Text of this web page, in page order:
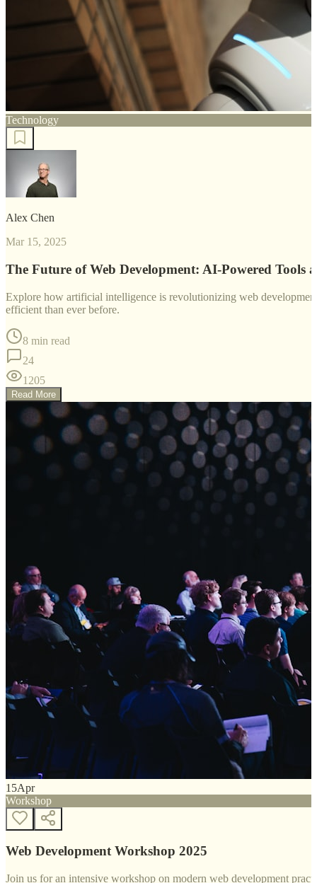
Technology
Alex Chen
Mar 15, 2025
The Future of Web Development: AI-Powered Tools
Explore how artificial intelligence is revolutionizing web
efficient than ever before.
8 min read
24
1205
Read More
15Apr
Workshop
Web Development Workshop 2025
Join us for an intensive workshop on modern web development